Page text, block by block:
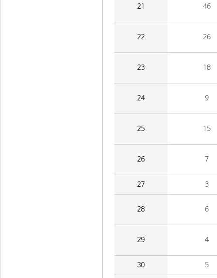
21 46
22 26
23 18
24 9
25 15
26 7
27 3
28 6
29 4
30 5